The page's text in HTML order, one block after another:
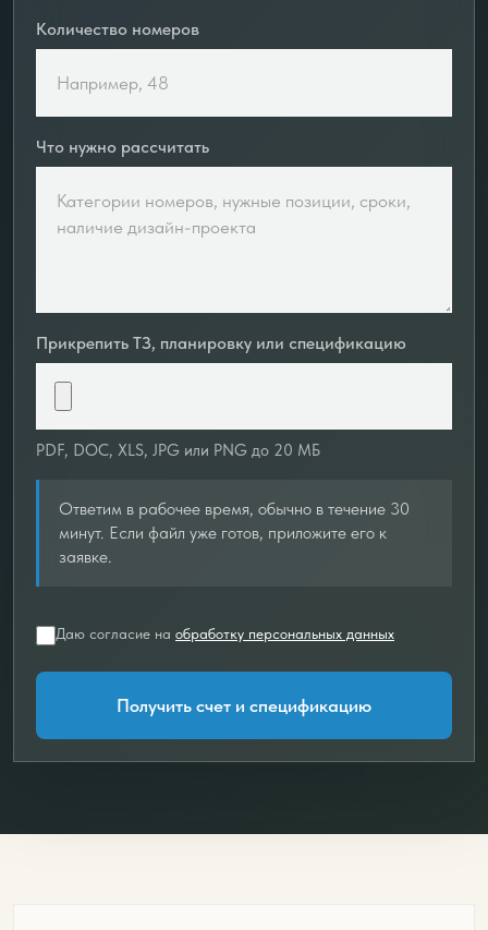
Количество номеров
Что нужно рассчитать
Прикрепить ТЗ, планировку или спецификацию
PDF, DOC, XLS, JPG или PNG до 20 МБ
Ответим в рабочее время, обычно в течение 30
минут. Если файл уже готов, приложите его к
заявке.
Даю согласие на обработку персональных данных
Получить счет и спецификацию